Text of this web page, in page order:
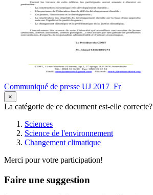
Communiqué de presse UJ 2017_Fr
×
La catégorie de ce document est-elle correcte?
Sciences
Science de l'environnement
Changement climatique
Merci pour votre participation!
Faire une suggestion